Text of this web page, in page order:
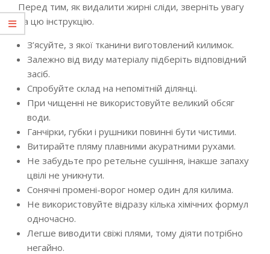
Перед тим, як видалити жирні сліди, зверніть увагу
на цю інструкцію.
З’ясуйте, з якої тканини виготовлений килимок.
Залежно від виду матеріалу підберіть відповідний
засіб.
Спробуйте склад на непомітній ділянці.
При чищенні не використовуйте великий обсяг
води.
Ганчірки, губки і рушники повинні бути чистими.
Витирайте пляму плавними акуратними рухами.
Не забудьте про ретельне сушіння, інакше запаху
цвілі не уникнути.
Сонячні промені-ворог номер один для килима.
Не використовуйте відразу кілька хімічних формул
одночасно.
Легше виводити свіжі плями, тому діяти потрібно
негайно.